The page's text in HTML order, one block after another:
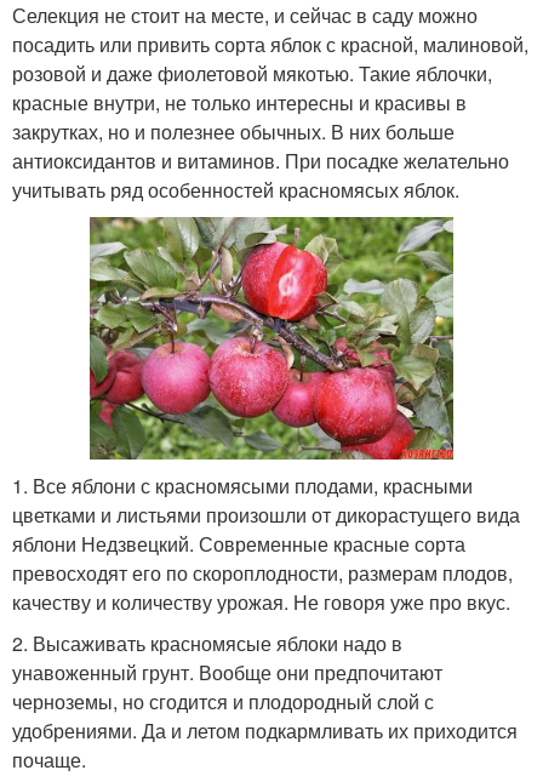
Селекция не стоит на месте, и сейчас в саду можно
посадить или привить сорта яблок с красной, малиновой,
розовой и даже фиолетовой мякотью. Такие яблочки,
красные внутри, не только интересны и красивы в
закрутках, но и полезнее обычных. В них больше
антиоксидантов и витаминов. При посадке желательно
учитывать ряд особенностей красномясых яблок.
1. Все яблони с красномясыми плодами, красными
цветками и листьями произошли от дикорастущего вида
яблони Недзвецкий. Современные красные сорта
превосходят его по скороплодности, размерам плодов,
качеству и количеству урожая. Не говоря уже про вкус.
2. Высаживать красномясые яблоки надо в
унавоженный грунт. Вообще они предпочитают
черноземы, но сгодится и плодородный слой с
удобрениями. Да и летом подкармливать их приходится
почаще.